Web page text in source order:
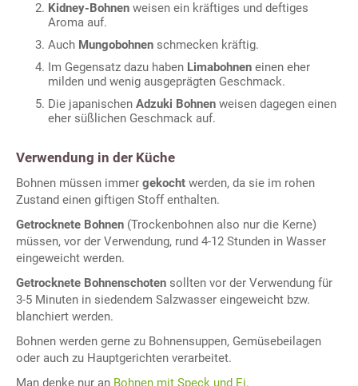
Kidney-Bohnen weisen ein kräftiges und deftiges
Aroma auf.
Auch Mungobohnen schmecken kräftig.
Im Gegensatz dazu haben Limabohnen einen eher
milden und wenig ausgeprägten Geschmack.
Die japanischen Adzuki Bohnen weisen dagegen einen
eher süßlichen Geschmack auf.
Verwendung in der Küche
Bohnen müssen immer gekocht werden, da sie im rohen
Zustand einen giftigen Stoff enthalten.
Getrocknete Bohnen (Trockenbohnen also nur die Kerne)
müssen, vor der Verwendung, rund 4-12 Stunden in Wasser
eingeweicht werden.
Getrocknete Bohnenschoten sollten vor der Verwendung für
3-5 Minuten in siedendem Salzwasser eingeweicht bzw.
blanchiert werden.
Bohnen werden gerne zu Bohnensuppen, Gemüsebeilagen
oder auch zu Hauptgerichten verarbeitet.
Man denke nur an Bohnen mit Speck und Ei.